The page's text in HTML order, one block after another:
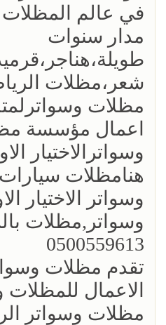
في عالم
مدار سنوات
شعر،مظلات
مظلات
اعمال مؤسسة
وسواترالاختيار
هنامظلات
وسواتر الاختيار
وسواتر,مظلات
0500559613
تقدم مظلات
الاعمال للمظلات
مظلات وسواتر